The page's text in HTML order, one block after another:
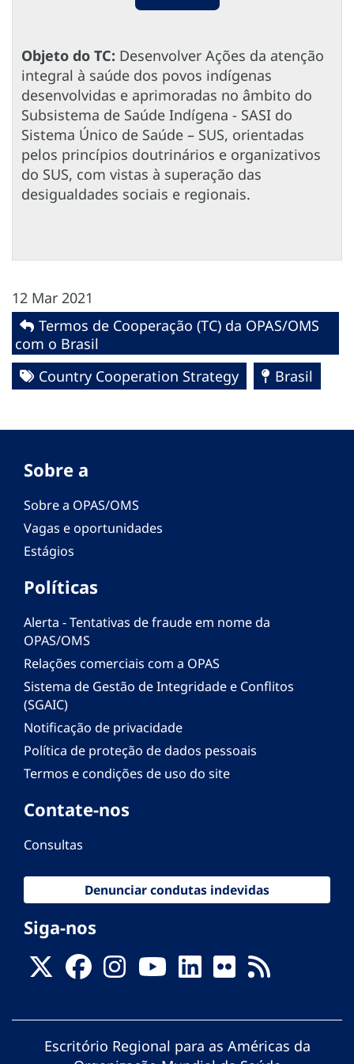
Objeto do TC: Desenvolver Ações da atenção
integral à saúde dos povos indígenas
desenvolvidas e aprimoradas no âmbito do
Subsistema de Saúde Indígena - SASI do
Sistema Único de Saúde – SUS, orientadas
pelos princípios doutrinários e organizativos
do SUS, com vistas à superação das
desigualdades sociais e regionais.
12 Mar 2021
Termos de Cooperação (TC) da OPAS/OMS
com o Brasil
Country Cooperation Strategy
Brasil
Sobre a
Sobre a OPAS/OMS
Vagas e oportunidades
Estágios
Políticas
Alerta - Tentativas de fraude em nome da
OPAS/OMS
Relações comerciais com a OPAS
Sistema de Gestão de Integridade e Conflitos
(SGAIC)
Notificação de privacidade
Política de proteção de dados pessoais
Termos e condições de uso do site
Contate-nos
Consultas
Denunciar condutas indevidas
Siga-nos
Escritório Regional para as Américas da